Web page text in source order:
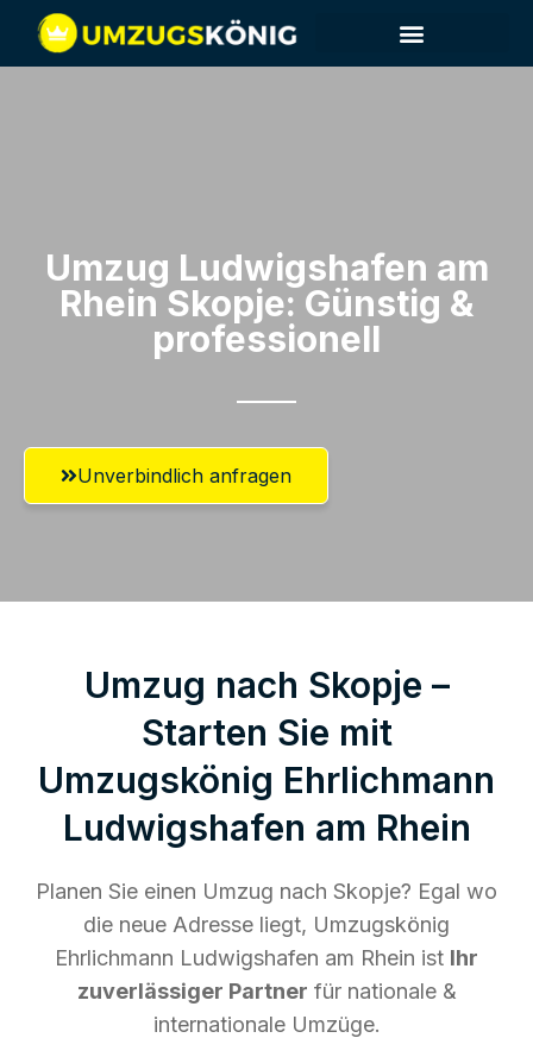
Umzug Ludwigshafen am
Rhein​ Skopje: Günstig &
professionell​
Unverbindlich anfragen
Umzug nach Skopje –
Starten Sie mit
Umzugskönig Ehrlichmann
Ludwigshafen am Rhein
Planen Sie einen Umzug nach Skopje? Egal wo
die neue Adresse liegt, Umzugskönig
Ehrlichmann Ludwigshafen am Rhein ist Ihr
zuverlässiger Partner für nationale &
internationale Umzüge.